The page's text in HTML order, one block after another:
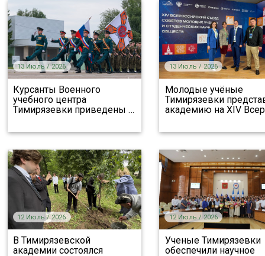
13 Июль / 2026
Курсанты Военного
учебного центра
Тимирязевки приведены…
13 Июль / 2026
Молодые учёные
Тимирязевки
академию на XIV
12 Июль / 2026
В Тимирязевской
академии состоялся
12 Июль / 2026
Ученые Тимирязевки
обеспечили научное